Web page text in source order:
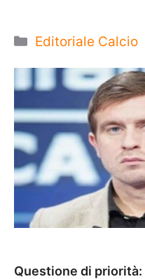
Categorie
Editoriale Calcio
Questione di priorità: